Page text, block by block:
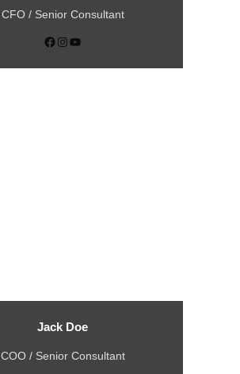
CFO / Senior Consultant
Facebook Instagram YouTube
Jack Doe
COO / Senior Consultant